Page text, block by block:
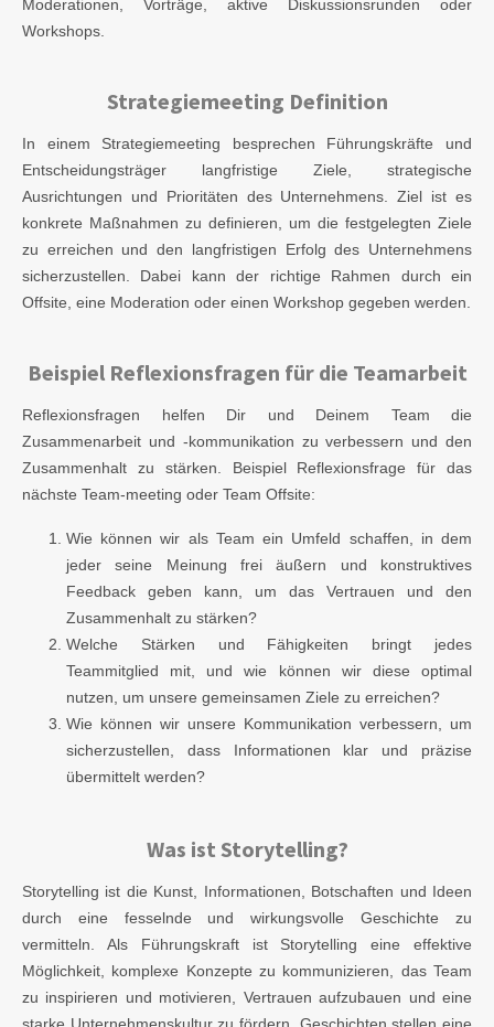
Moderationen, Vorträge, aktive Diskussionsrunden oder
Workshops.
Strategiemeeting Definition
In einem Strategiemeeting besprechen Führungskräfte und
Entscheidungsträger langfristige Ziele, strategische
Ausrichtungen und Prioritäten des Unternehmens. Ziel ist es
konkrete Maßnahmen zu definieren, um die festgelegten Ziele
zu erreichen und den langfristigen Erfolg des Unternehmens
sicherzustellen. Dabei kann der richtige Rahmen durch ein
Offsite, eine Moderation oder einen Workshop gegeben werden.
Beispiel Reflexionsfragen für die Teamarbeit
Reflexionsfragen helfen Dir und Deinem Team die
Zusammenarbeit und -kommunikation zu verbessern und den
Zusammenhalt zu stärken. Beispiel Reflexionsfrage für das
nächste Team-meeting oder Team Offsite:
Wie können wir als Team ein Umfeld schaffen, in dem
jeder seine Meinung frei äußern und konstruktives
Feedback geben kann, um das Vertrauen und den
Zusammenhalt zu stärken?
Welche Stärken und Fähigkeiten bringt jedes
Teammitglied mit, und wie können wir diese optimal
nutzen, um unsere gemeinsamen Ziele zu erreichen?
Wie können wir unsere Kommunikation verbessern, um
sicherzustellen, dass Informationen klar und präzise
übermittelt werden?
Was ist Storytelling?
Storytelling ist die Kunst, Informationen, Botschaften und Ideen
durch eine fesselnde und wirkungsvolle Geschichte zu
vermitteln. Als Führungskraft ist Storytelling eine effektive
Möglichkeit, komplexe Konzepte zu kommunizieren, das Team
zu inspirieren und motivieren, Vertrauen aufzubauen und eine